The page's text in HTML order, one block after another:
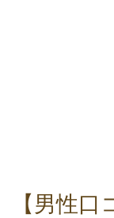
【男性